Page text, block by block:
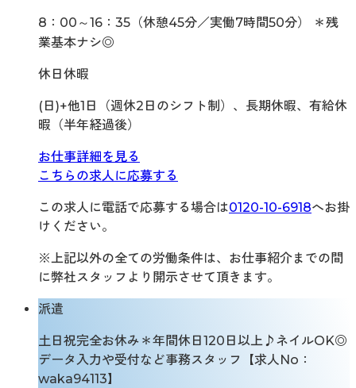
8：00～16：35（休憩45分／実働7時間50分） ＊残
業基本ナシ◎
休日休暇
(日)+他1日（週休2日のシフト制）、長期休暇、有給休
暇（半年経過後）
お仕事詳細を見る
こちらの求人に応募する
この求人に電話で応募する場合は0120-10-6918へお掛
けください。
※上記以外の全ての労働条件は、お仕事紹介までの間
に弊社スタッフより開示させて頂きます。
派遣
土日祝完全お休み＊年間休日120日以上♪ネイルOK◎
データ入力や受付など事務スタッフ【求人No：
waka94113】